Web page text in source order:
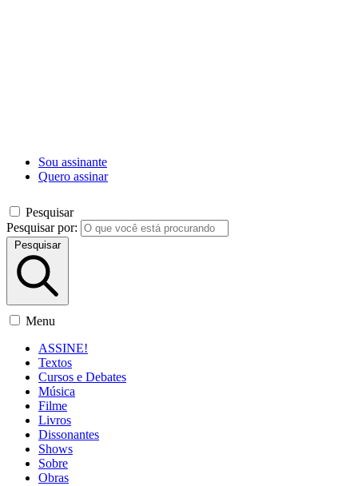
Sou assinante
Quero assinar
Pesquisar
Pesquisar por:
Pesquisar
Menu
ASSINE!
Textos
Cursos e Debates
Música
Filme
Livros
Dissonantes
Shows
Sobre
Obras